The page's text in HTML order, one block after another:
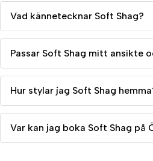
Vad kännetecknar Soft Shag?
Passar Soft Shag mitt ansikte
Hur stylar jag Soft Shag
Var kan jag boka Soft Shag på